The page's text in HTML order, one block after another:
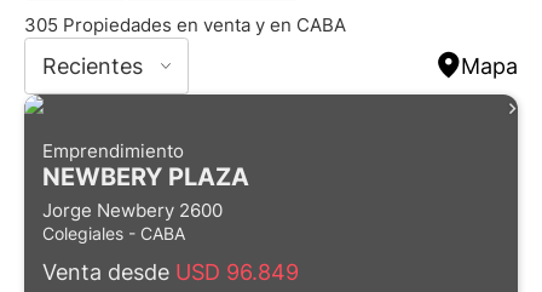
305 Propiedades en venta y en CABA
Recientes Mapa
Emprendimiento
NEWBERY PLAZA
Jorge Newbery 2600
Colegiales - CABA
Venta desde USD 96.849